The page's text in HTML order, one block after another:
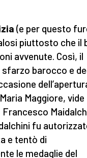
(e per questo
piuttosto che il
avvenute. Così, il
sfarzo barocco e
Maggiore, vide
fu
e tentò di
le medaglie del